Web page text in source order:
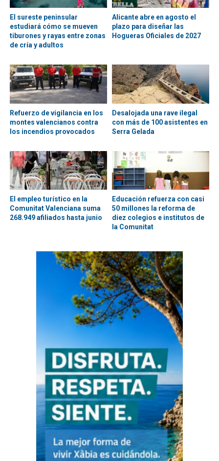
El sureste peninsular
estudiará cómo se mueven
tiburones y rayas entre zonas
de cría y adultos
Alicante abre en agosto el
plazo para diseñar las
Hogueras Oficiales de 2027
Refuerzo de vigilancia en los
montes valencianos contra
los incendios provocados
Desalojada una rave ilegal
con más de 100 asistentes en
Serra Gelada
El empleo turístico en la
Comunitat Valenciana suma
268.949 afiliados hasta junio
Educación refuerza con casi
50 millones la reforma de
diez colegios e institutos de
la Comunitat